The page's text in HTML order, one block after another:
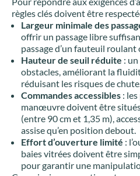
règles clés doivent être
Largeur minimale des
offrir un passage libre
passage d’un fauteuil roulant
Hauteur de seuil réduite :
obstacles, améliorant la
réduisant les risques de chute.
Commandes accessibles :
manœuvre doivent être
(entre 90 cm et 1,35 m),
assise qu’en position debout.
Effort d’ouverture limité :
baies vitrées doivent être
pour garantir une